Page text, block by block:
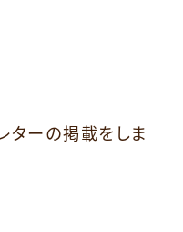
ターの掲載をしま